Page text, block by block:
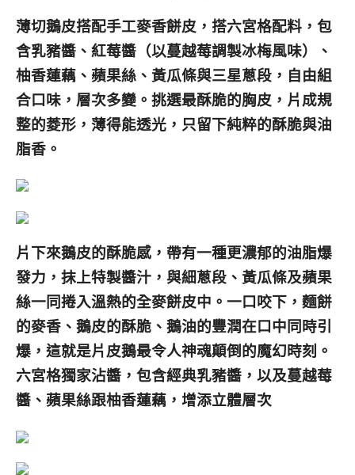
薄切鵝皮搭配手工麥香餅皮，搭六宮格配料，包
含乳豬醬、紅莓醬（以蔓越莓調製冰梅風味）、
柚香蓮藕、蘋果絲、黃瓜條與三星蔥段，自由組
合口味，層次多變。挑選最酥脆的胸皮，片成規
整的菱形，薄得能透光，只留下純粹的酥脆與油
脂香。
片下來鵝皮的酥脆感，帶有一種更濃郁的油脂爆
發力，抹上特製醬汁，與細蔥段、黃瓜條及蘋果
絲一同捲入溫熱的全麥餅皮中。一口咬下，麵餅
的麥香、鵝皮的酥脆、鵝油的豐潤在口中同時引
爆，這就是片皮鵝最令人神魂顛倒的魔幻時刻。
六宮格獨家沾醬，包含經典乳豬醬，以及蔓越莓
醬、蘋果絲跟柚香蓮藕，增添立體層次